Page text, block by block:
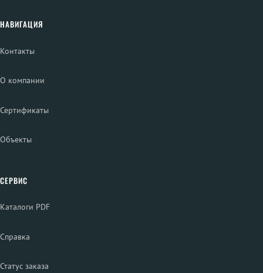
НАВИГАЦИЯ
Контакты
О компании
Сертификаты
Объекты
СЕРВИС
Каталоги PDF
Справка
Статус заказа